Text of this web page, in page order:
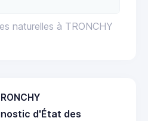
naturelles à TRONCHY
d'État des